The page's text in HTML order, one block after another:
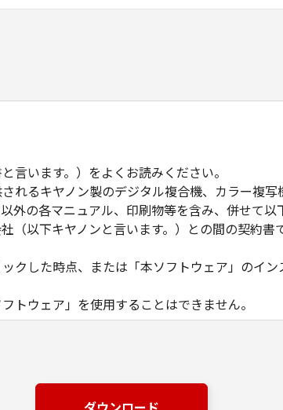
言います。）をよくお読みください。
れるキヤノン製のデジタル複合機、カラー複
外の各マニュアル、印刷物等を含み、併せて
（以下キヤノンと言います。）との間の契約書で
クした時点、または「本ソフトウェア」のイ
トウェア」を使用することはできません。
す。）において、「本ソフトウェア」を使用（
ルすること、またはコンピューターにおいて表